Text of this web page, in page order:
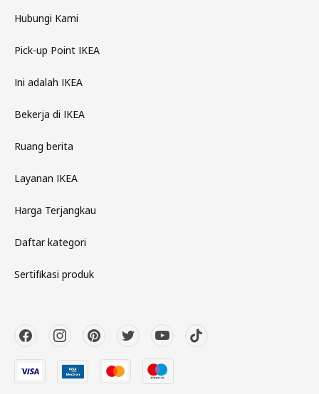
Hubungi Kami
Pick-up Point IKEA
Ini adalah IKEA
Bekerja di IKEA
Ruang berita
Layanan IKEA
Harga Terjangkau
Daftar kategori
Sertifikasi produk